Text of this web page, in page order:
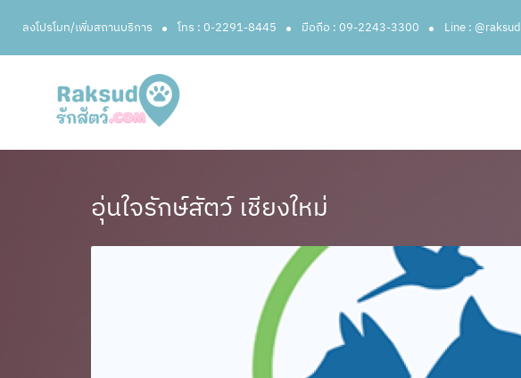
ลงโปรโมท/เพิ่มสถานบริการ โทร : 0-2291-8445 มือถือ : 09-2243-3300 Line : @raksud
อุ่นใจรักษ์สัตว์ เชียงใหม่